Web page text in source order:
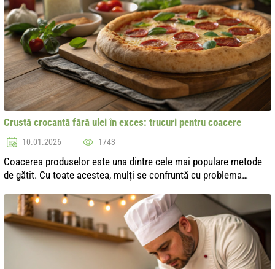
Crustă crocantă fără ulei în exces: trucuri pentru coacere
10.01.2026 1743
Coacerea produselor este una dintre cele mai populare metode
de gătit. Cu toate acestea, mulți se confruntă cu problema
acest articol...